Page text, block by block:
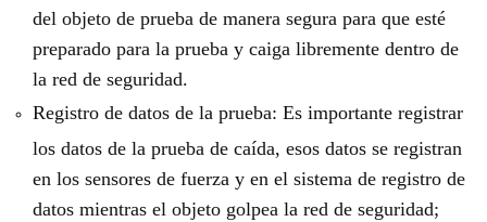
del objeto de prueba de manera segura para que esté
preparado para la prueba y caiga libremente dentro de
la red de seguridad.
Registro de datos de la prueba: Es importante registrar
los datos de la prueba de caída, esos datos se registran
en los sensores de fuerza y en el sistema de registro de
datos mientras el objeto golpea la red de seguridad;